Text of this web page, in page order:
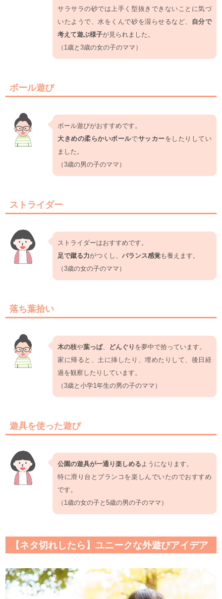
サラサラの砂では上手く型抜きできないことに気づ
いたようで、水をくんで砂を湿らせるなど、 自分で
考えて遊ぶ様子が見られました。
（1歳と3歳の女の子のママ）
ボール遊び
ボール遊びがおすすめです。
大きめの柔らかいボールでサッカーをしたりしてい
ました。
（3歳の男の子のママ）
ストライダー
ストライダーはおすすめです。
足で蹴る力がつくし、バランス感覚も養えます。
（3歳の女の子のママ）
落ち葉拾い
木の枝や葉っぱ、 どんぐり を夢中で拾っています。
家に帰ると、土に挿したり、埋めたりして、後日経
過を観察したりしています。
（3歳と小学1年生の男の子のママ）
遊具を使った遊び
公園の遊具が一通り楽しめる ようになります。
特に滑り台とブランコを楽しんでいたのでおすすめ
です。
（1歳の女の子と5歳の男の子のママ）
【ネタ切れしたら】ユニークな外遊びアイデア